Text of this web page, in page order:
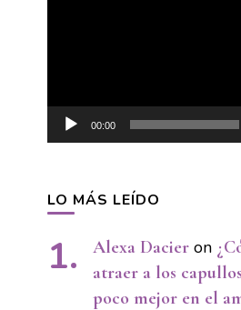
00:00
LO MÁS LEÍDO
Alexa Dacieron
atraer a los
poco mejor en el